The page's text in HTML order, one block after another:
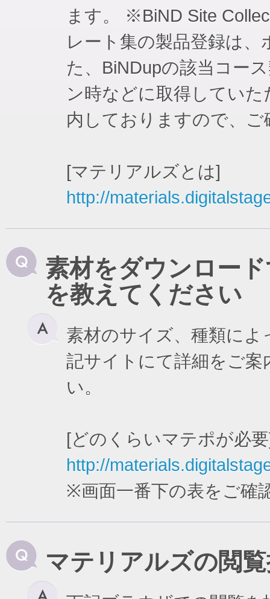
ます。 ※BiND Site
レート集の製品登録は
た、BiNDupの該当コー
ン時などに取得してい
内しておりますので、
[マテリアルズとは]
http://
素材をダウンロー
を教えてください
素材のサイズ、種類に
記サイトにて詳細をご
い。
[どのくらいマテポが必
http://
※画面一番下の表をご確
マテリアルズの閲